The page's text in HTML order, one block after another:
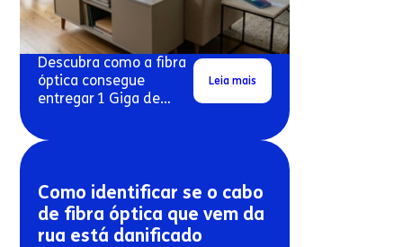
Descubra como a fibra
óptica consegue
entregar 1 Giga de
conexões residenciais.
Leia mais
Como identificar se o cabo
de fibra óptica que vem da
rua está danificado